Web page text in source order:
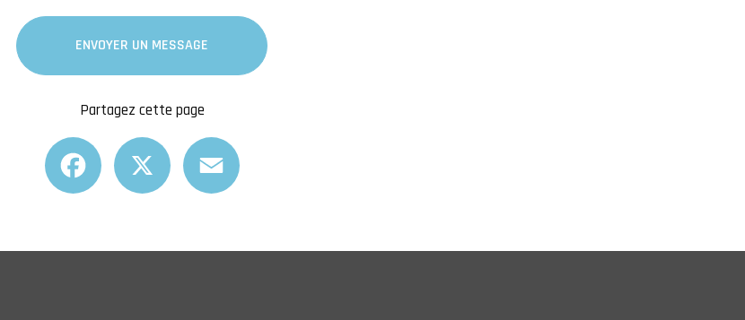
ENVOYER UN MESSAGE
Partagez cette page
Facebook